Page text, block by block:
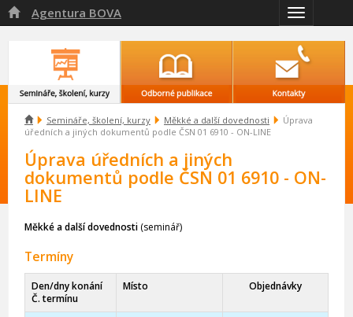
Přepnout
navigaci
 Agentura BOVA
 Semináře, školení, kurzy Měkké a další dovednosti
Úprava
úředních a jiných dokumentů podle ČSN 01 6910 - ON-LINE
Úprava úředních a jiných
dokumentů podle ČSN 01 6910 - ON-
LINE
Měkké a další dovednosti (seminář)
Termíny
Den/dny konání
Č. termínu
Místo Objednávky